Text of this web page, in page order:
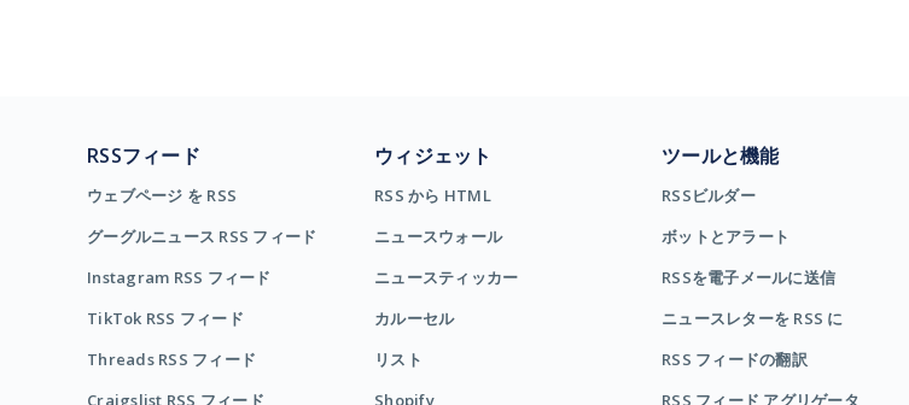
RSSフィード
ウェブページ を RSS
グーグルニュース RSS フィード
Instagram RSS フィード
TikTok RSS フィード
Threads RSS フィード
Craigslist RSS フィード
ウィジェット
RSS から HTML
ニュースウォール
ニュースティッカー
カルーセル
リスト
Shopify
ツールと機能
RSSビルダー
ボットとアラート
RSSを電子メールに送信
ニュースレターを RSS に
RSS フィードの翻訳
RSS フィード アグリゲータ